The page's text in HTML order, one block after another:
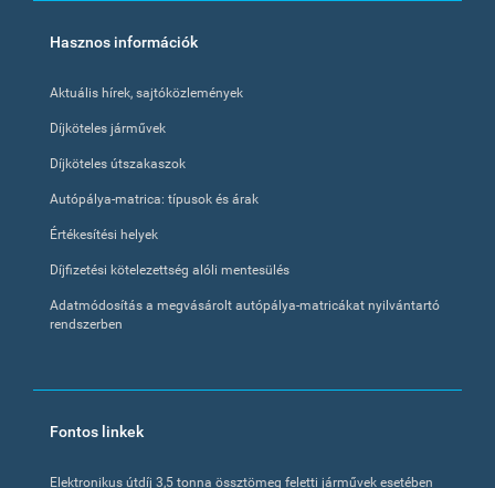
Footer
Hasznos információk
Aktuális hírek, sajtóközlemények
Díjköteles járművek
Díjköteles útszakaszok
Autópálya-matrica: típusok és árak
Értékesítési helyek
Díjfizetési kötelezettség alóli mentesülés
Adatmódosítás a megvásárolt autópálya-matricákat nyilvántartó
rendszerben
Fontos linkek
Elektronikus útdíj 3,5 tonna össztömeg feletti járművek esetében